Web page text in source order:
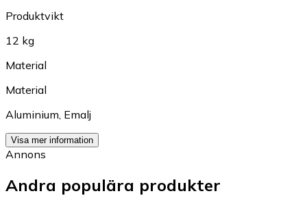
Produktvikt
12 kg
Material
Material
Aluminium Emalj
Visa mer information
Annons
Andra populära produkter